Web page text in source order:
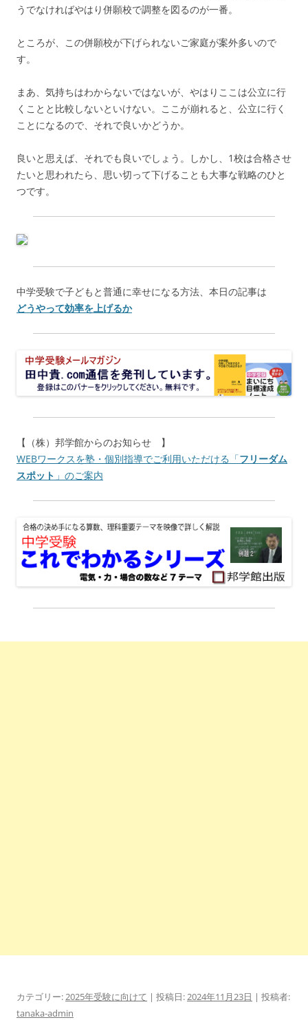
うでなければやはり併願校で調整を図るのが一番。
ところが、この併願校が下げられないご家庭が案外多いので
す。
まあ、気持ちはわからないではないが、やはりここは公立に行
くことと比較しないといけない。ここが崩れると、公立に行く
ことになるので、それで良いかどうか。
良いと思えば、それでも良いでしょう。しかし、1校は合格させ
たいと思われたら、思い切って下げることも大事な戦略のひと
つです。
中学受験で子どもと普通に幸せになる方法、本日の記事は
どうやって効率を上げるか
【（株）邦学館からのお知らせ 】
WEBワークスを塾・個別指導でご利用いただける「フリーダム
スポット 」のご案内
カテゴリー:2025年受験に向けて | 投稿日:2024年11月23日 | 投稿者:
tanaka-admin